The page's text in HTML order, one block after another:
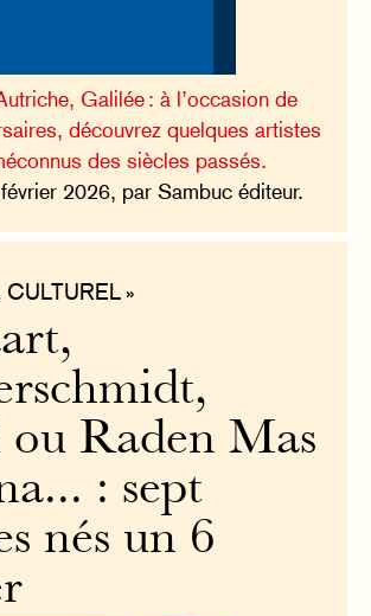
Galilée : à l’occasion de
découvrez quelques artistes
des siècles passés.
2026, par Sambuc éditeur.
CULTUREL »
ou Raden Mas
: sept
nés un 6